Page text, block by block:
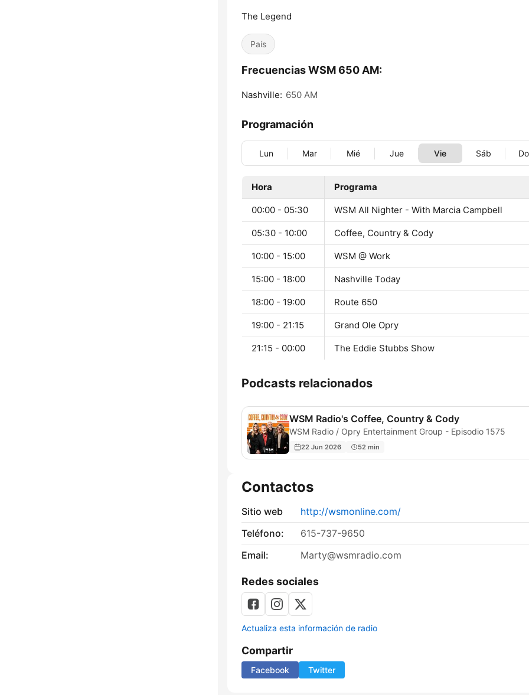
The Legend
País
Frecuencias WSM 650 AM:
Nashville: 650 AM
Programación
Lun Mar Mié Jue Vie Sáb
Hora Programa
00:00 - 05:30 WSM All Nighter - With Marcia Campbell
05:30 - 10:00 Coffee, Country & Cody
10:00 - 15:00 WSM @ Work
15:00 - 18:00 Nashville Today
18:00 - 19:00 Route 650
19:00 - 21:15 Grand Ole Opry
21:15 - 00:00 The Eddie Stubbs Show
Podcasts relacionados
WSM Radio's Coffee, Country & Cody
WSM Radio / Opry Entertainment Group - Episodio 1575
22 Jun 2026 52 min
Contactos
Sitio web
http://wsmonline.com/
Teléfono:
615-737-9650
Email:
Marty@wsmradio.com
Redes sociales
Actualiza esta información de radio
Compartir
Facebook Twitter